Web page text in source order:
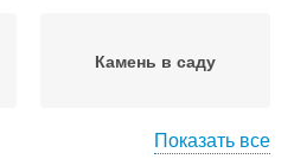
Камень в саду
Показать все